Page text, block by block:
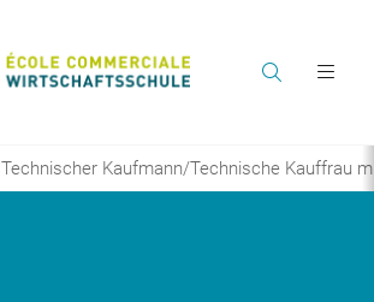
Technischer Kaufmann/Technische Kauffrau